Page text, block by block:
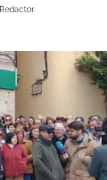
Redactor